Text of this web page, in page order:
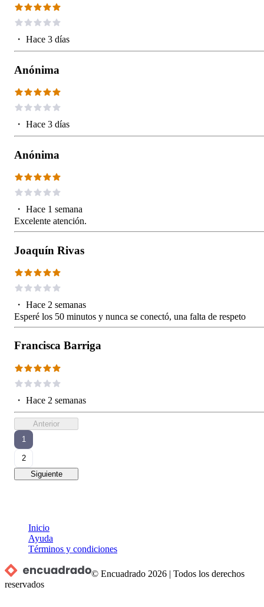
・ Hace 3 días
Anónima
・ Hace 3 días
Anónima
・ Hace 1 semana
Excelente atención.
Joaquín Rivas
・ Hace 2 semanas
Esperé los 50 minutos y nunca se conectó, una falta de respeto
Francisca Barriga
・ Hace 2 semanas
Anterior
1
2
Siguiente
Inicio
Ayuda
Términos y condiciones
© Encuadrado 2026 |Todos los derechos
reservados